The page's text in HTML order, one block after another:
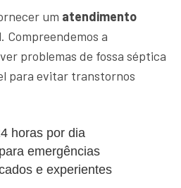
um atendimento
Compreendemos a
problemas de fossa séptica
para evitar transtornos
horas por dia
emergências
e experientes